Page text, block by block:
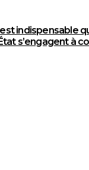
indispensable
s’engagent à